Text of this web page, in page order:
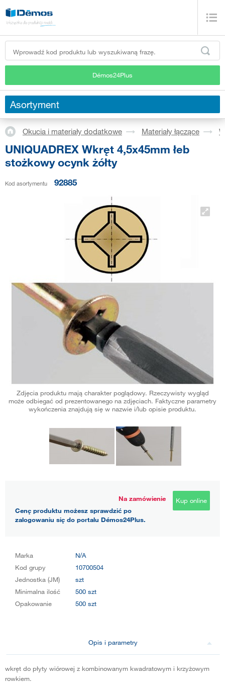
Démos24Plus
Asortyment
Okucia i materiały dodatkowe Materiały łączące
UNIQUADREX Wkręt 4,5x45mm łeb
stożkowy ocynk żółty
Kod asortymentu 92885
Zdjęcia produktu mają charakter poglądowy. Rzeczywisty wygląd
może odbiegać od prezentowanego na zdjęciach. Faktyczne parametry
wykończenia znajdują się w nazwie i/lub opisie produktu.
Na zamówienie
Cenę produktu możesz sprawdzić po
zalogowaniu się do portalu Démos24Plus.
Kup online
Marka
N/A
Kod grupy
10700504
Jednostka (JM)
szt
Minimalna ilość
500 szt
Opakowanie
500 szt
Opis i parametry
wkręt do płyty wiórowej z kombinowanym kwadratowym i krzyżowym
rowkiem.